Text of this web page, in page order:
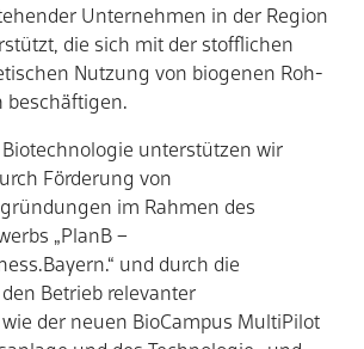
Unternehmen in der Region
die sich mit der stofflichen
Nutzung von biogenen Roh-
beschäftigen.
unterstützen wir
Förderung von
im Rahmen des
„PlanB –
und durch die
Betrieb relevanter
der neuen BioCampus MultiPilot